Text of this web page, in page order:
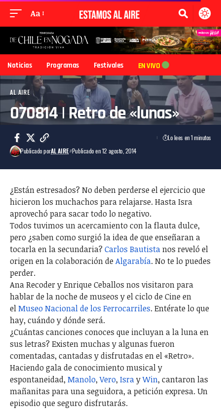
Aa
Noticias Programas Festivales EN VIVO
AL AIRE
070814 | Retro de «lunas»
Publicado porAL AIRE Publicado en 12 agosto, 2014
Lo lees en 1 minutos
¿Están estresados? No deben perderse el ejercicio que
hicieron los muchachos para relajarse. Hasta Isra
aprovechó para sacar todo lo negativo.
Todos tuvimos un acercamiento con la flauta dulce,
pero ¿saben como surgió la idea de que enseñaran a
tocarla en la secundaria? Carlos Bautistanos reveló el
origen en la colaboración deAlgarabía. No te lo puedes
perder.
Ana Recoder y Enrique Ceballos nos visitaron para
hablar de la noche de museos y el ciclo de Cine en
elMuseo Nacional de los Ferrocarriles. Entérate lo que
hay, cuándo y dónde será.
¿Cuántas canciones conoces que incluyan a la luna en
sus letras? Existen muchas y algunas fueron
comentadas, cantadas y disfrutadas en el «Retro».
Haciendo gala de conocimiento musical y
espontaneidad, Manolo,Vero, IsrayWin, cantaron las
mañanitas para una seguidora, a petición expresa. Un
episodio que seguro disfrutarás.